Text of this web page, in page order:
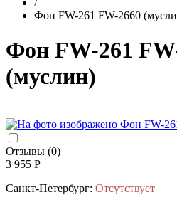
/
Фон FW-261 FW-2660
Фон FW-261
(муслин)
Отзывы (0)
3 955 Р
Санкт-Петербург: Отсутствует